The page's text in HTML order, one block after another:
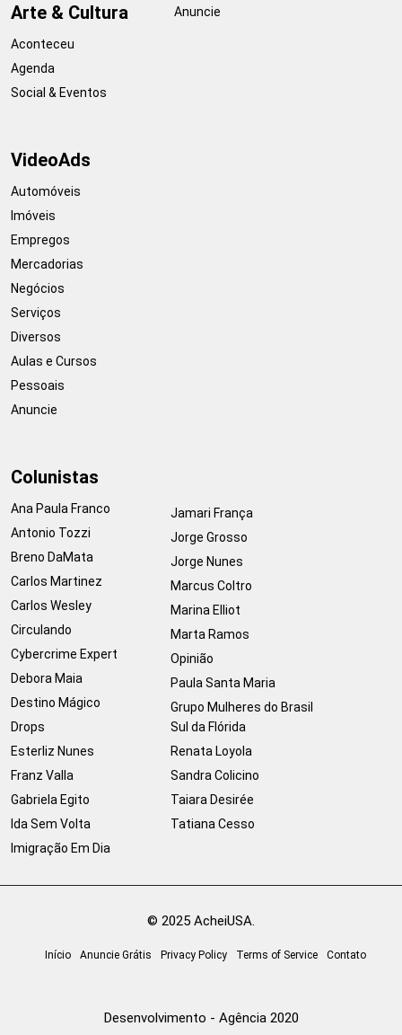
Arte & Cultura
Aconteceu
Agenda
Social & Eventos
Anuncie
VideoAds
Automóveis
Imóveis
Empregos
Mercadorias
Negócios
Serviços
Diversos
Aulas e Cursos
Pessoais
Anuncie
Colunistas
Ana Paula Franco
Antonio Tozzi
Breno DaMata
Carlos Martinez
Carlos Wesley
Circulando
Cybercrime Expert
Debora Maia
Destino Mágico
Drops
Esterliz Nunes
Franz Valla
Gabriela Egito
Ida Sem Volta
Imigração Em Dia
Jamari França
Jorge Grosso
Jorge Nunes
Marcus Coltro
Marina Elliot
Marta Ramos
Opinião
Paula Santa Maria
Grupo Mulheres do Brasil
Sul da Flórida
Renata Loyola
Sandra Colicino
Taiara Desirée
Tatiana Cesso
© 2025 AcheiUSA.
Início Anuncie Grátis Privacy Policy Terms of Service Contato
Desenvolvimento - Agência 2020